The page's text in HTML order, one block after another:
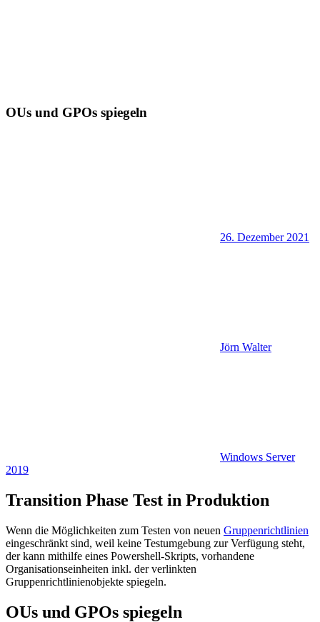
OUs und GPOs spiegeln
26. Dezember 2021
Jörn Walter
Windows Server
2019
Transition Phase Test in Produktion
Wenn die Möglichkeiten zum Testen von neuen Gruppenrichtlinien
eingeschränkt sind, weil keine Testumgebung zur Verfügung steht,
der kann mithilfe eines Powershell-Skripts, vorhandene
Organisationseinheiten inkl. der verlinkten
Gruppenrichtlinienobjekte spiegeln.
OUs und GPOs spiegeln